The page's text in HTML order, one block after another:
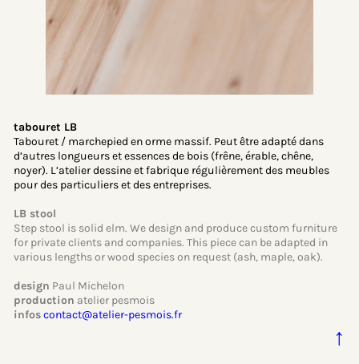
tabouret LB
Tabouret / marchepied en orme massif. Peut être adapté dans
d’autres longueurs et essences de bois (frêne, érable, chêne,
noyer). L’atelier dessine et fabrique régulièrement des meubles
pour des particuliers et des entreprises.
LB stool
Step stool is solid elm. We design and produce custom furniture
for private clients and companies. This piece can be adapted in
various lengths or wood species on request (ash, maple, oak).
design Paul Michelon
production atelier pesmois
infoscontact@atelier-pesmois.fr
↑